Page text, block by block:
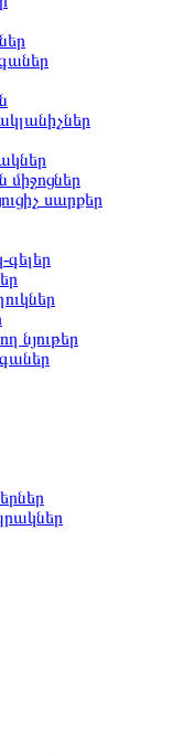
միջոցներ
սարքեր
գելեր
նյութեր